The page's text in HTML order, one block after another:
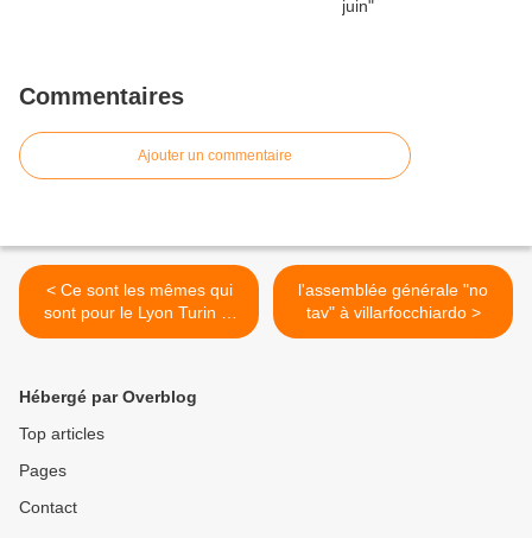
Commentaires
Ajouter un commentaire
< Ce sont les mêmes qui
sont pour le Lyon Turin et
pour le nucléaire
l'assemblée générale "no
tav" à villarfocchiardo >
Hébergé par Overblog
Top articles
Pages
Contact